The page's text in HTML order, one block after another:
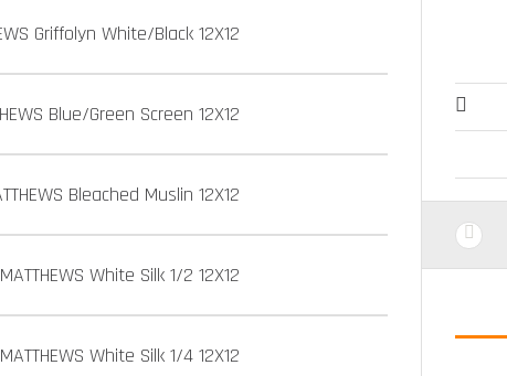
Griffolyn White/Black 12X12
Blue/Green Screen 12X12
Bleached Muslin 12X12
MATTHEWS White Silk 1/2 12X12
MATTHEWS White Silk 1/4 12X12